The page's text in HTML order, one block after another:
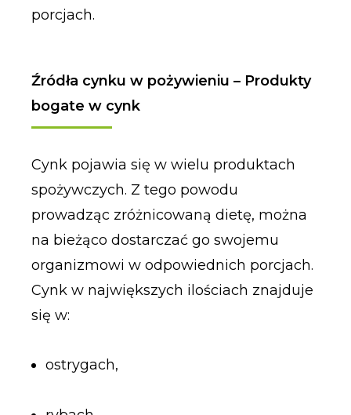
porcjach.
Źródła cynku w pożywieniu – Produkty
bogate w cynk
Cynk pojawia się w wielu produktach
spożywczych. Z tego powodu
prowadząc zróżnicowaną dietę, można
na bieżąco dostarczać go swojemu
organizmowi w odpowiednich porcjach.
Cynk w największych ilościach znajduje
się w:
ostrygach,